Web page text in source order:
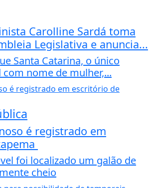
Carolline Sardá toma
Legislativa e anuncia...
Santa Catarina, o único
nome de mulher,...
é registrado em
foi localizado um galão de
cheio